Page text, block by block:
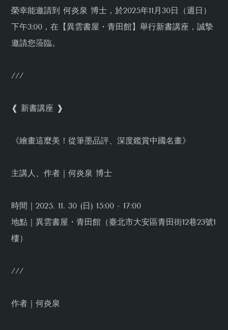
榮幸能邀請到 何炎泉 博士，於2025年11月30日（週日）
下午3:00，在【異雲書屋・青田館】舉行新書講座，誠摯
邀請您蒞臨。
///
❰ 新書講座 ❱
《繪畫這麼美！從筆墨品評、深度鑑賞中國名畫》
主講人、作者｜何炎泉 博士
時間｜2025. 11. 30 (日) 15:00 - 17:00
地點｜異雲書屋・青田館（臺北市大安區青田街12巷23號1
樓）
///
作者｜何炎泉